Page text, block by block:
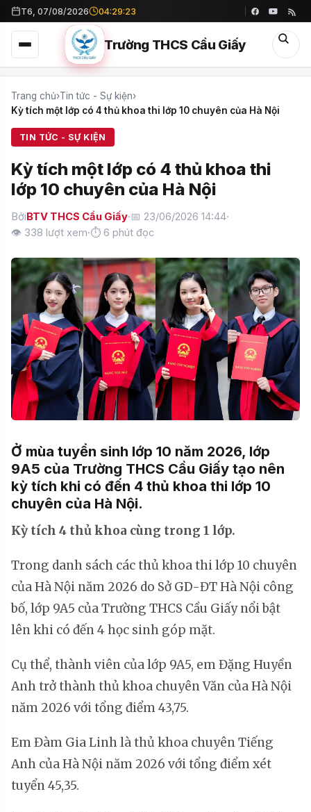
T6, 07/08/2026 04:29:25
Trường THCS Cầu Giấy
Trang chủ›Tin tức - Sự kiện›
Kỳ tích một lớp có 4 thủ khoa thi lớp 10 chuyên của Hà Nội
TIN TỨC - SỰ KIỆN
Kỳ tích một lớp có 4 thủ khoa thi
lớp 10 chuyên của Hà Nội
BởiBTV THCS Cầu Giấy·📅 23/06/2026 14:44·
👁 338 lượt xem·⏱ 6 phút đọc
Ở mùa tuyển sinh lớp 10 năm 2026, lớp
9A5 của Trường THCS Cầu Giấy tạo nên
kỳ tích khi có đến 4 thủ khoa thi lớp 10
chuyên của Hà Nội.
Kỳ tích 4 thủ khoa cùng trong 1 lớp.
Trong danh sách các thủ khoa thi lớp 10 chuyên
của Hà Nội năm 2026 do Sở GD-ĐT Hà Nội công
bố, lớp 9A5 của Trường THCS Cầu Giấy nổi bật
lên khi có đến 4 học sinh góp mặt.
Cụ thể, thành viên của lớp 9A5, em Đặng Huyền
Anh trở thành thủ khoa chuyên Văn của Hà Nội
năm 2026 với tổng điểm 43,75.
Em Đàm Gia Linh là thủ khoa chuyên Tiếng
Anh của Hà Nội năm 2026 với tổng điểm xét
tuyển 45,35.